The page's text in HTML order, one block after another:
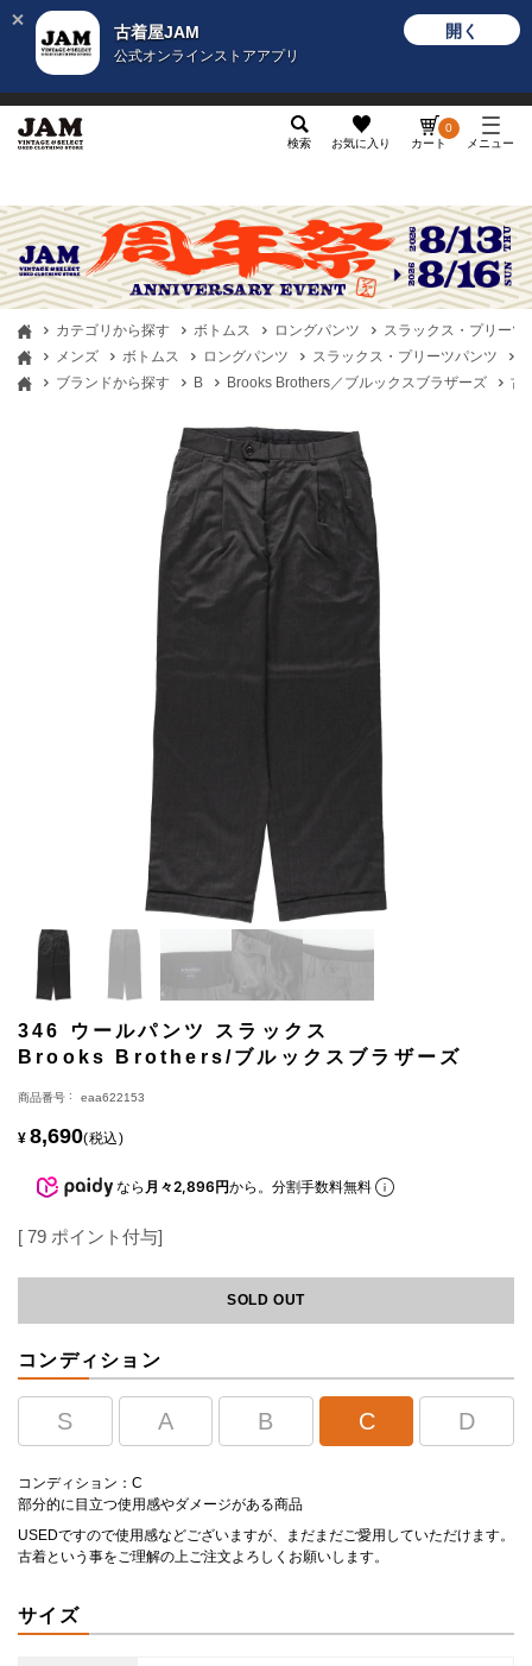
古着屋JAM
公式オンラインストアアプリ
開く
検索 お気に入り カート
0
メニュー
カテゴリから探す ボトムス ロングパンツ
スラックス・プリーツ
メンズ
ボトムス ロングパンツ スラックス・プリーツパンツ
ブランドから探す
B Brooks Brothers／ブルックスブラザーズ 古
346 ウールパンツ スラックス
Brooks Brothers/ブルックスブラザーズ
商品番号 eaa622153
¥ 8,690 税込
なら 月々2,896円から。分割手数料無料
[ 79 ポイント付与]
SOLD OUT
コンディション
S A B C D
コンディション：C
部分的に目立つ使用感やダメージがある商品
USEDですので使用感などございますが、まだまだご愛用していただけます。
古着という事をご理解の上ご注文よろしくお願いします。
サイズ